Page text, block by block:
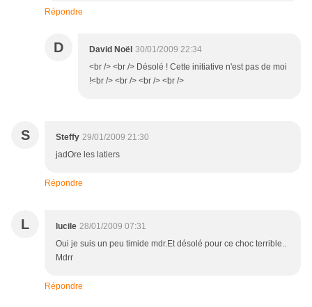
Répondre
D David Noël 30/01/2009 22:34
<br /> <br /> Désolé ! Cette initiative n'est pas de moi
!<br /> <br /> <br /> <br />
S Steffy 29/01/2009 21:30
jadOre les latiers
Répondre
L lucile 28/01/2009 07:31
Oui je suis un peu timide mdr.Et désolé pour ce choc terrible..
Mdrr
Répondre